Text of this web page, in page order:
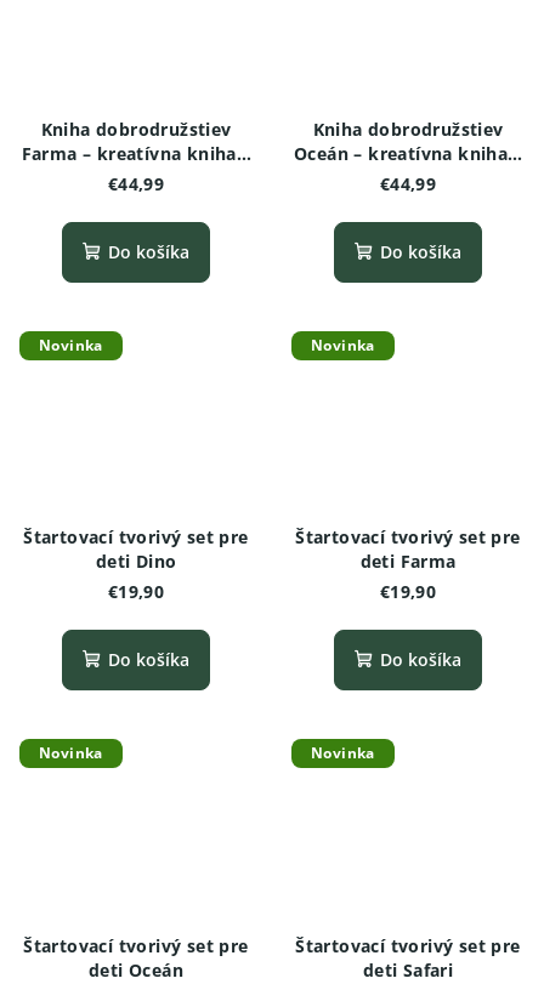
Kniha dobrodružstiev
Farma – kreatívna kniha s
aktivitami pre deti
€44,99
Do košíka
Kniha dobrodružstiev
Oceán – kreatívna kniha s
aktivitami pre deti
€44,99
Do košíka
Novinka
Štartovací tvorivý set pre
deti Dino
€19,90
Do košíka
Novinka
Štartovací tvorivý set pre
deti Farma
€19,90
Do košíka
Novinka
Štartovací tvorivý set pre
deti Oceán
Novinka
Štartovací tvorivý set pre
deti Safari